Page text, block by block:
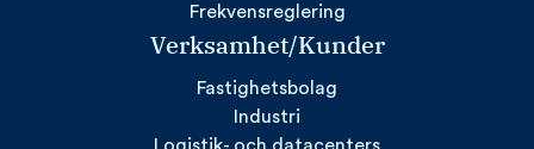
Frekvensreglering
Verksamhet/Kunder
Fastighetsbolag
Industri
Logistik- och datacenters